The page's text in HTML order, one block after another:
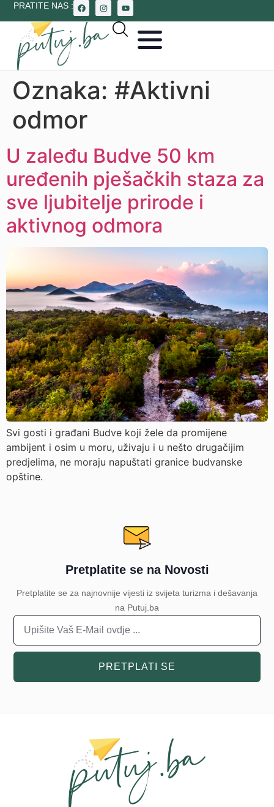
PRATITE NAS :
Oznaka: #Aktivni
odmor
U zaleđu Budve 50 km
uređenih pješačkih staza za
sve ljubitelje prirode i
aktivnog odmora
Svi gosti i građani Budve koji žele da promijene
ambijent i osim u moru, uživaju i u nešto drugačijim
predjelima, ne moraju napuštati granice budvanske
opštine.
Pretplatite se na Novosti
Pretplatite se za najnovnije vijesti iz svijeta turizma i dešavanja
na Putuj.ba
PRETPLATI SE